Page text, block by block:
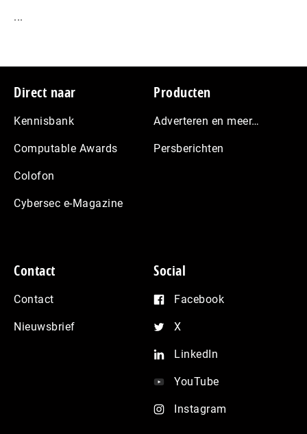
...
Footer
Direct naar
Kennisbank
Computable Awards
Colofon
Cybersec e-Magazine
Producten
Adverteren en meer…
Persberichten
Contact
Contact
Nieuwsbrief
Social
Facebook
X
LinkedIn
YouTube
Instagram